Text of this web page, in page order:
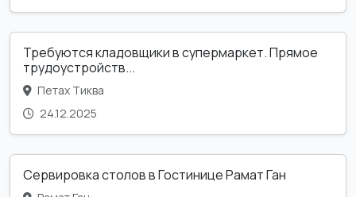
Требуются кладовщики в супермаркет. Прямое
трудоустройств...
Петах Тиква
24.12.2025
Сервировка столов в Гостинице Рамат Ган